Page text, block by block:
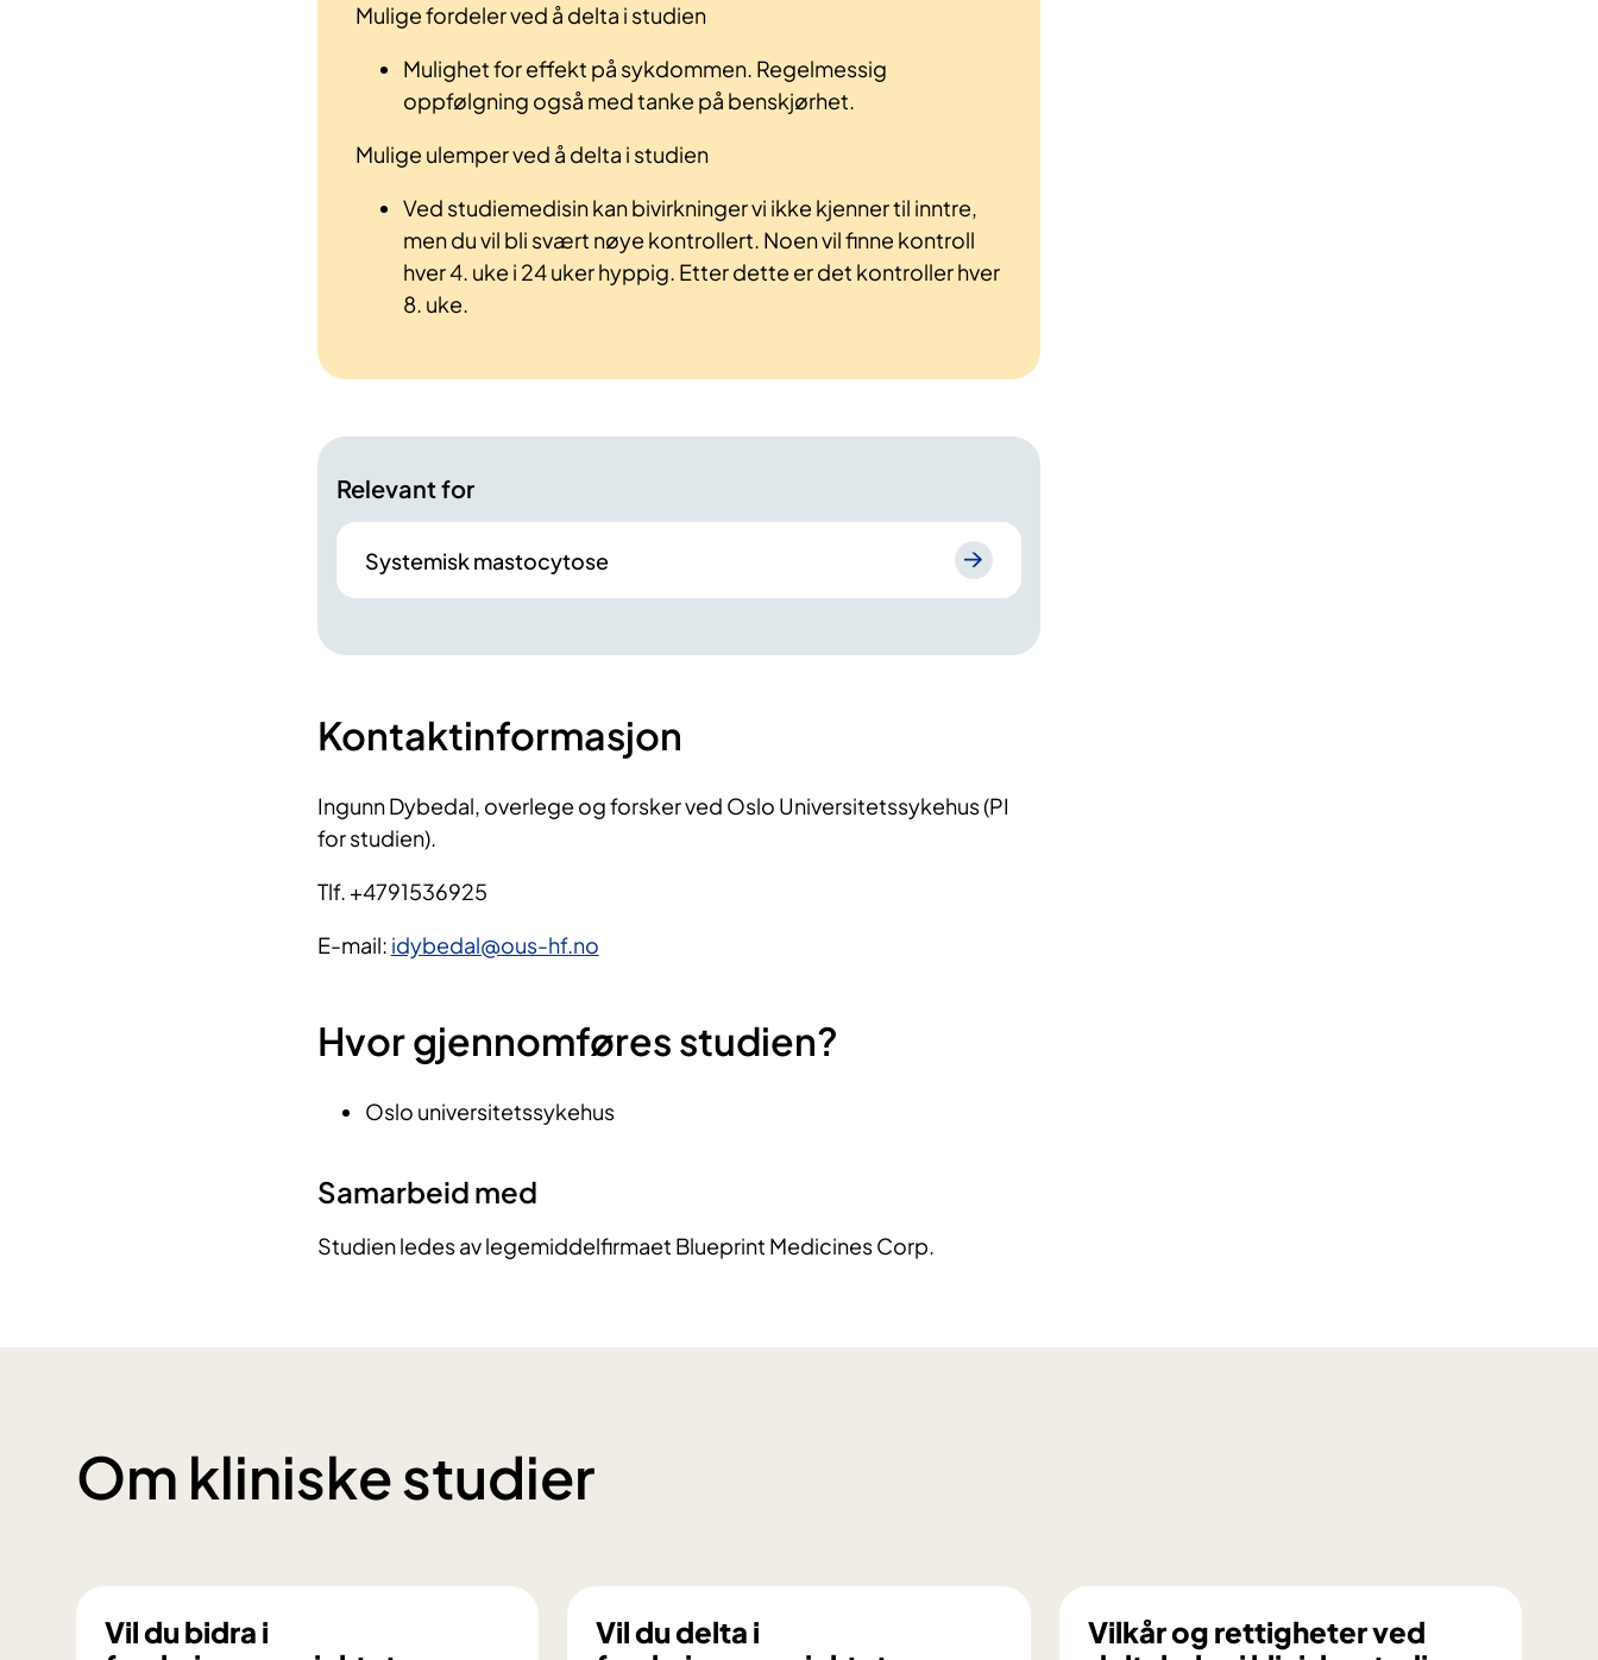
Mulige fordeler ved å delta i studien
Mulighet for effekt på sykdommen. Regelmessig
oppfølgning også med tanke på benskjørhet.
Mulige ulemper ved å delta i studien
Ved studiemedisin kan bivirkninger vi ikke kjenner til inntre,
men du vil bli svært nøye kontrollert. Noen vil finne kontroll
hver 4. uke i 24 uker hyppig. Etter dette er det kontroller hver
8. uke.
Relevant for
Systemisk mastocytose
Kontaktinformasjon
Ingunn Dybedal, overlege og forsker ved Oslo Universitetssykehus (PI
for studien).
Tlf. +4791536925
E-mail: idybedal@ous-hf.no
Hvor gjennomføres studien?
Oslo universitetssykehus
Samarbeid med
Studien ledes av legemiddelfirmaet Blueprint Medicines Corp.
Om kliniske studier
Vil du bidra i
Vil du delta i
Vilkår og rettigheter ved